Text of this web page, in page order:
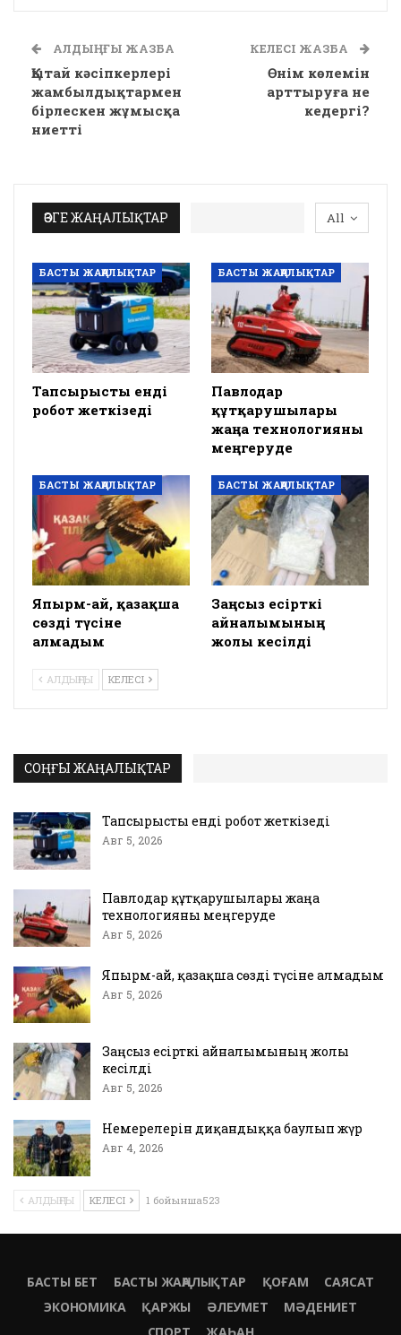
АЛДЫҢҒЫ ЖАЗБА
Қытай кәсіпкерлері
жамбылдықтармен
бірлескен жұмысқа
ниетті
КЕЛЕСІ ЖАЗБА
Өнім көлемін
арттыруға не
кедергі?
All
ӨЗГЕ ЖАҢАЛЫҚТАР
БАСТЫ ЖАҢАЛЫҚТАР
Тапсырысты енді
робот жеткізеді
БАСТЫ ЖАҢАЛЫҚТАР
Павлодар
құтқарушылары
жаңа технологияны
меңгеруде
БАСТЫ ЖАҢАЛЫҚТАР
Япырм-ай, қазақша
сөзді түсіне
алмадым
БАСТЫ ЖАҢАЛЫҚТАР
Заңсыз есірткі
айналымының
жолы кесілді
АЛДЫҢҒЫ КЕЛЕСІ
СОҢҒЫ ЖАҢАЛЫҚТАР
Тапсырысты енді робот жеткізеді
Авг 5, 2026
Павлодар құтқарушылары жаңа
технологияны меңгеруде
Авг 5, 2026
Япырм-ай, қазақша сөзді түсіне алмадым
Авг 5, 2026
Заңсыз есірткі айналымының жолы
кесілді
Авг 5, 2026
Немерелерін диқандыққа баулып жүр
Авг 4, 2026
АЛДЫҢҒЫ КЕЛЕСІ 1 бойынша523
БАСТЫ БЕТ БАСТЫ ЖАҢАЛЫҚТАР ҚОҒАМ
САЯСАТ
ЭКОНОМИКА
ҚАРЖЫ ӘЛЕУМЕТ
МӘДЕНИЕТ